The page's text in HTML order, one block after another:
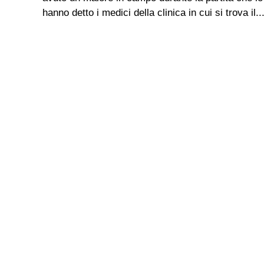
hanno detto i medici della clinica in cui si trova il...